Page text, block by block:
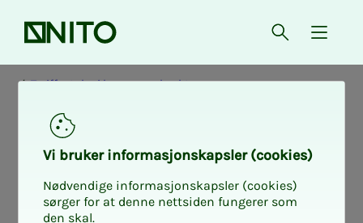
Forsiden Åpne søk
{
Tariffavtaler i kommunal sektor
Do­ku­­­ment 25 -
Over­­­ens­­­koms­­­ter
Vi bru­­­ker in­­­for­­­ma­­­sjons­­­kaps­­­­­ler (cookies)
Nødvendige informasjonskapsler (cookies)
sørger for at denne nettsiden fungerer som
den skal.